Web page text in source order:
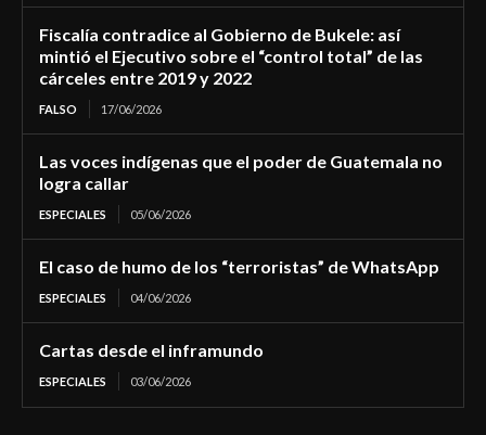
Fiscalía contradice al Gobierno de Bukele: así
mintió el Ejecutivo sobre el “control total” de las
cárceles entre 2019 y 2022
FALSO 17/06/2026
Las voces indígenas que el poder de Guatemala no
logra callar
ESPECIALES 05/06/2026
El caso de humo de los “terroristas” de WhatsApp
ESPECIALES 04/06/2026
Cartas desde el inframundo
ESPECIALES 03/06/2026